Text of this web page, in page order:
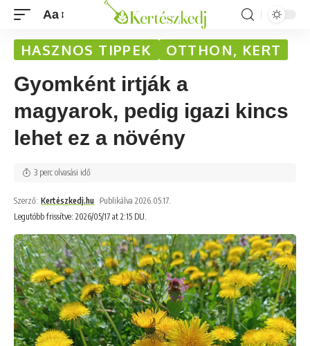
Aa
HASZNOS TIPPEK OTTHON, KERT
Gyomként irtják a
magyarok, pedig igazi kincs
lehet ez a növény
Legutóbb frissítve: 2026/05/17 at 2:15 DU.
Szerző: Kertészkedj.hu Publikálva 2026.05.17.
3 perc olvasási idő